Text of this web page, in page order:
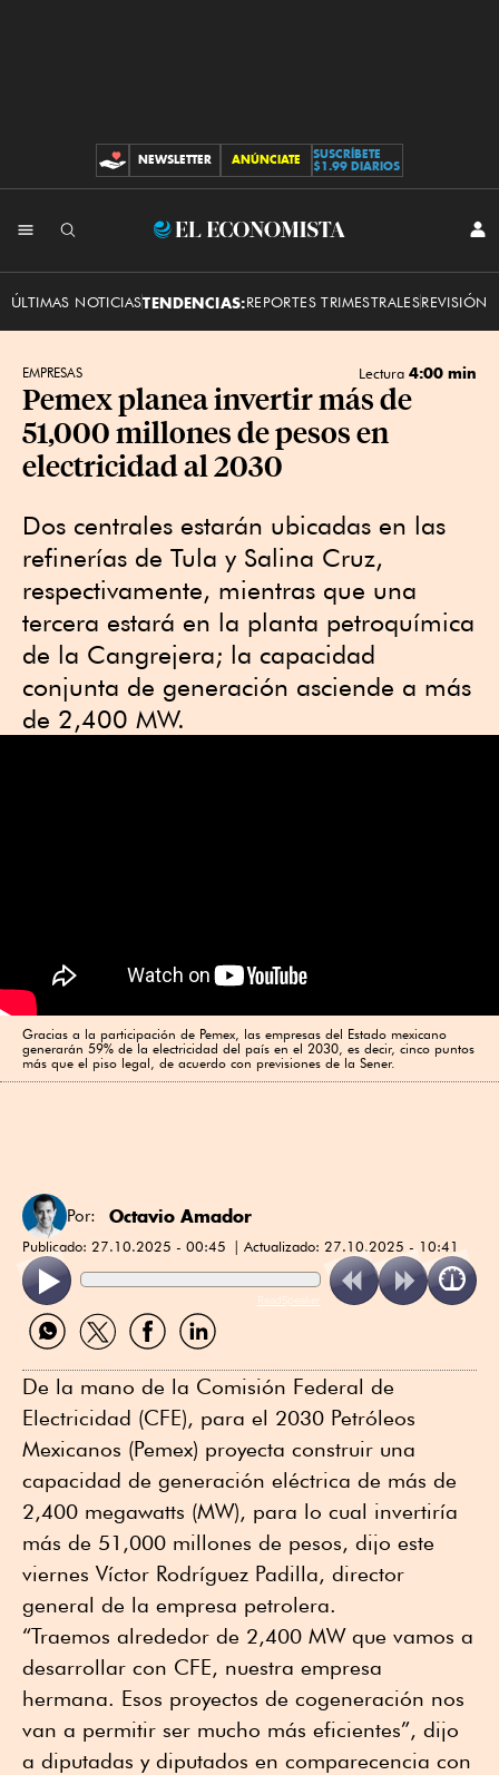
CONTRIBUCIONES
NEWSLETTER ANÚNCIATE
SUSCRÍBETE
$1.99 DIARIOS
El
ÚLTIMAS NOTICIASTENDENCIAS:REPORTES TRIMESTRALESREVISIÓN
EMPRESAS Lectura 4:00 min
Pemex planea invertir más de
51,000 millones de pesos en
electricidad al 2030
Dos centrales estarán ubicadas en las
refinerías de Tula y Salina Cruz,
respectivamente, mientras que una
tercera estará en la planta petroquímica
de la Cangrejera; la capacidad
conjunta de generación asciende a más
de 2,400 MW.
Gracias a la participación de Pemex, las empresas del Estado mexicano
generarán 59% de la electricidad del país en el 2030, es decir, cinco puntos
más que el piso legal, de acuerdo con previsiones de la Sener.
Por: Octavio Amador
Publicado: 27.10.2025 - 00:45 Actualizado: 27.10.2025 - 10:41
ReadSpeaker
Compartir
por
Compartir
por
Compartir
por
Compartir
por
De la mano de la Comisión Federal de
Electricidad (CFE), para el 2030 Petróleos
Mexicanos (Pemex) proyecta construir una
capacidad de generación eléctrica de más de
2,400 megawatts (MW), para lo cual invertiría
más de 51,000 millones de pesos, dijo este
viernes Víctor Rodríguez Padilla, director
general de la empresa petrolera.
“Traemos alrededor de 2,400 MW que vamos a
desarrollar con CFE, nuestra empresa
hermana. Esos proyectos de cogeneración nos
van a permitir ser mucho más eficientes”, dijo
a diputadas y diputados en comparecencia con